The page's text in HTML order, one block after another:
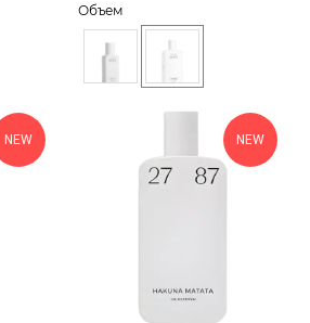
Объем
NEW NEW